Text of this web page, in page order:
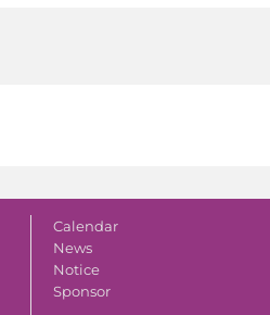
Calendar
News
Notice
Sponsor